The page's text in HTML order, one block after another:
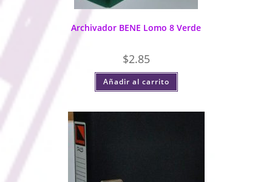
Archivador BENE Lomo 8 Verde
$2.85
Añadir al carrito